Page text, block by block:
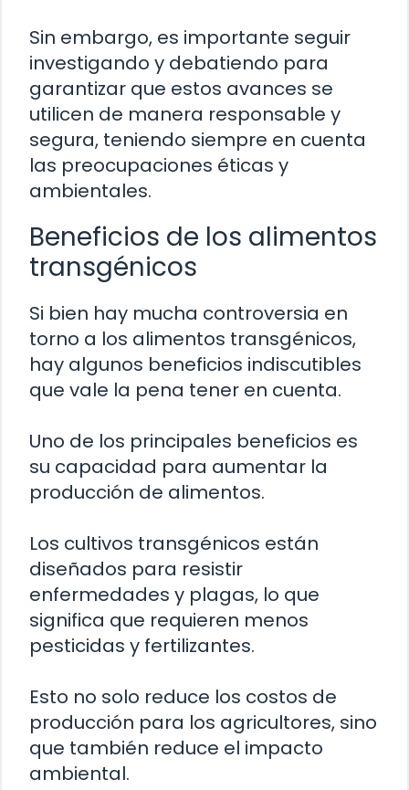
Sin embargo, es importante seguir
investigando y debatiendo para
garantizar que estos avances se
utilicen de manera responsable y
segura, teniendo siempre en cuenta
las preocupaciones éticas y
ambientales.
Beneficios de los alimentos
transgénicos
Si bien hay mucha controversia en
torno a los alimentos transgénicos,
hay algunos beneficios indiscutibles
que vale la pena tener en cuenta.
Uno de los principales beneficios es
su capacidad para aumentar la
producción de alimentos.
Los cultivos transgénicos están
diseñados para resistir
enfermedades y plagas, lo que
significa que requieren menos
pesticidas y fertilizantes.
Esto no solo reduce los costos de
producción para los agricultores, sino
que también reduce el impacto
ambiental.